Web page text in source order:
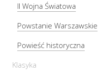
II Wojna Światowa
Powstanie Warszawskie
Powieść historyczna
Klasyka